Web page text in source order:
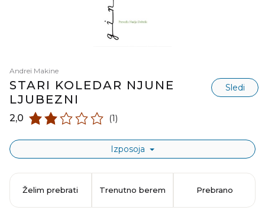
Andreï Makine
STARI KOLEDAR NJUNE
LJUBEZNI
Sledi
2,0 (1)
Izposoja
Želim prebrati Trenutno berem Prebrano